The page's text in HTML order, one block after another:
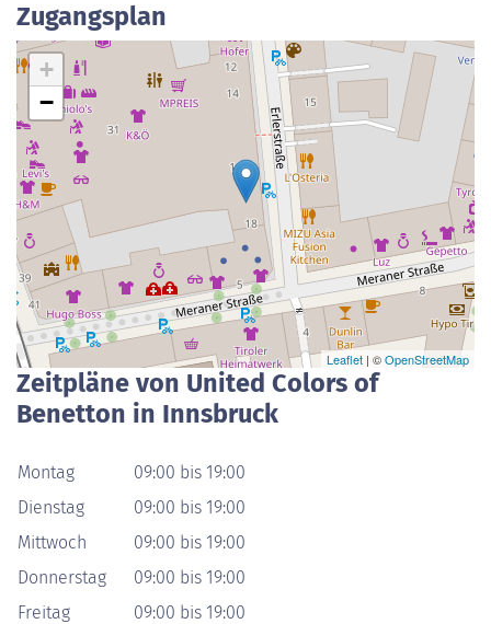
Zugangsplan
+
−
Leaflet | ©OpenStreetMap
Zeitpläne von United Colors of
Benetton in Innsbruck
Montag
09:00 bis 19:00
Dienstag
09:00 bis 19:00
Mittwoch
09:00 bis 19:00
Donnerstag
09:00 bis 19:00
Freitag
09:00 bis 19:00